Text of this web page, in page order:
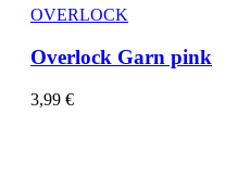
OVERLOCK
Overlock Garn pink
3,99 €